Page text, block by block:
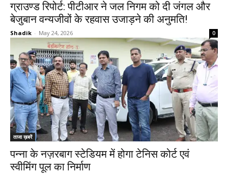
ग्राउण्ड रिपोर्ट: पीटीआर ने जल निगम को दी जंगल और
बेजुबान वन्यजीवों के रहवास उजाड़ने की अनुमति!
Shadik - May 24, 2026 0
ताजा ख़बरें
पन्ना के नज़रबाग स्टेडियम में होगा टेनिस कोर्ट एवं
स्वीमिंग पूल का निर्माण